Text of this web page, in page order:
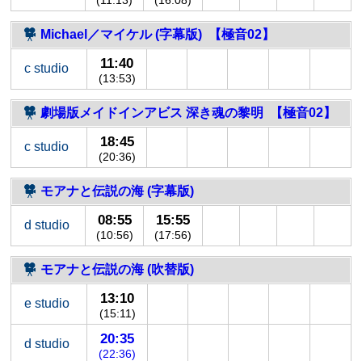
Michael／マイケル (字幕版) 【極音02】
c studio 11:40
(13:53)
劇場版メイドインアビス 深き魂の黎明 【極音02】
c studio 18:45
(20:36)
モアナと伝説の海 (字幕版)
d studio 08:55
(10:56)
15:55
(17:56)
モアナと伝説の海 (吹替版)
e studio 13:10
(15:11)
d studio 20:35
(22:36)